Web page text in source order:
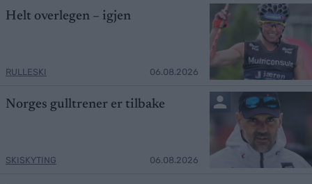
Helt overlegen – igjen
RULLESKI 06.08.2026
Norges gulltrener er tilbake
SKISKYTING 06.08.2026